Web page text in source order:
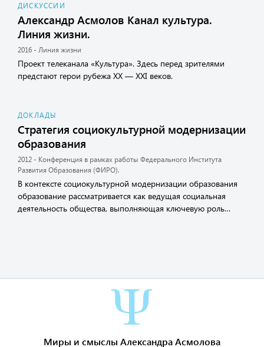
ДИСКУССИИ
Александр Асмолов Канал культура.
Линия жизни.
Проект телеканала «Культура». Здесь перед зрителями
предстают герои рубежа XX — XXI веков.
2016 - Линия жизни
ДОКЛАДЫ
Стратегия социокультурной модернизации
образования
В контексте социокультурной модернизации образования
образование рассматривается как ведущая социальная
деятельность общества, выполняющая ключевую роль…
2012 - Конференция в рамках работы Федерального Института
Развития Образования (ФИРО).
Миры и смыслы Александра Асмолова